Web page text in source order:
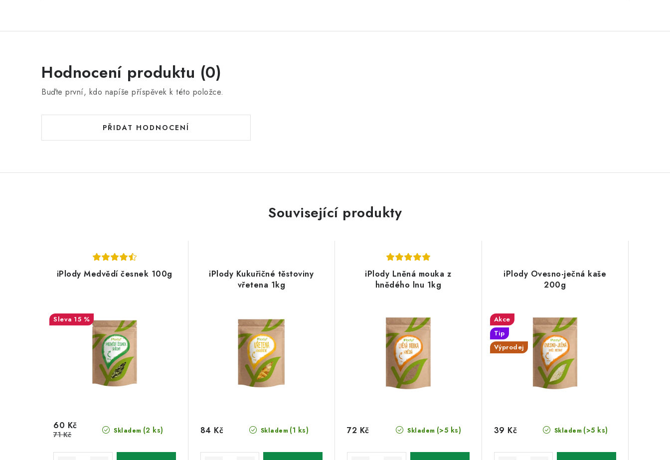
Hodnocení produktu (0)
Buďte první, kdo napíše příspěvek k této položce.
PŘIDAT HODNOCENÍ
Související produkty
iPlody Medvědí česnek 100g
15 %
Skladem (2 ks)
60 Kč
71 Kč
iPlody Kukuřičné těstoviny
vřetena 1kg
Skladem (1 ks)
84 Kč
iPlody Lněná mouka z
hnědého lnu 1kg
Skladem (>5 ks)
72 Kč
iPlody Ovesno-ječná kaše
200g
Akce
Tip
Výprodej
Skladem (>5 ks)
39 Kč